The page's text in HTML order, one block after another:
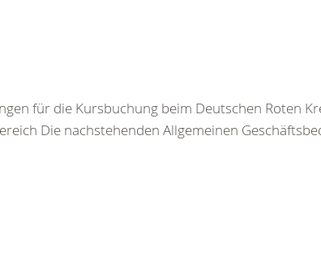
für die Kursbuchung beim Deutschen Roten
Die nachstehenden Allgemeinen